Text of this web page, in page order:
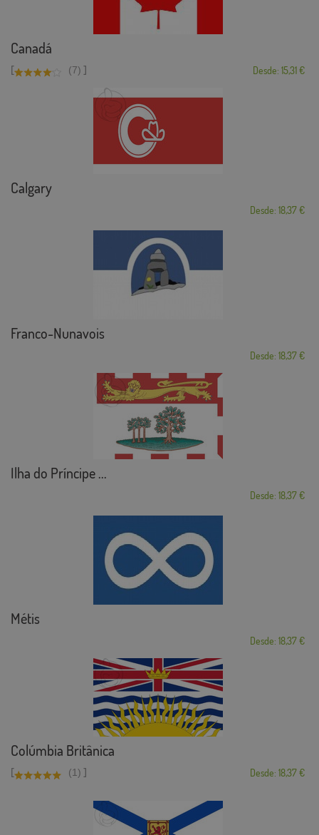
Canadá
[ (7) ] Desde: 15,31 €
Calgary
Desde: 18,37 €
Franco-Nunavois
Desde: 18,37 €
Ilha do Príncipe ...
Desde: 18,37 €
Métis
Desde: 18,37 €
Colúmbia Britânica
[ (1) ] Desde: 18,37 €